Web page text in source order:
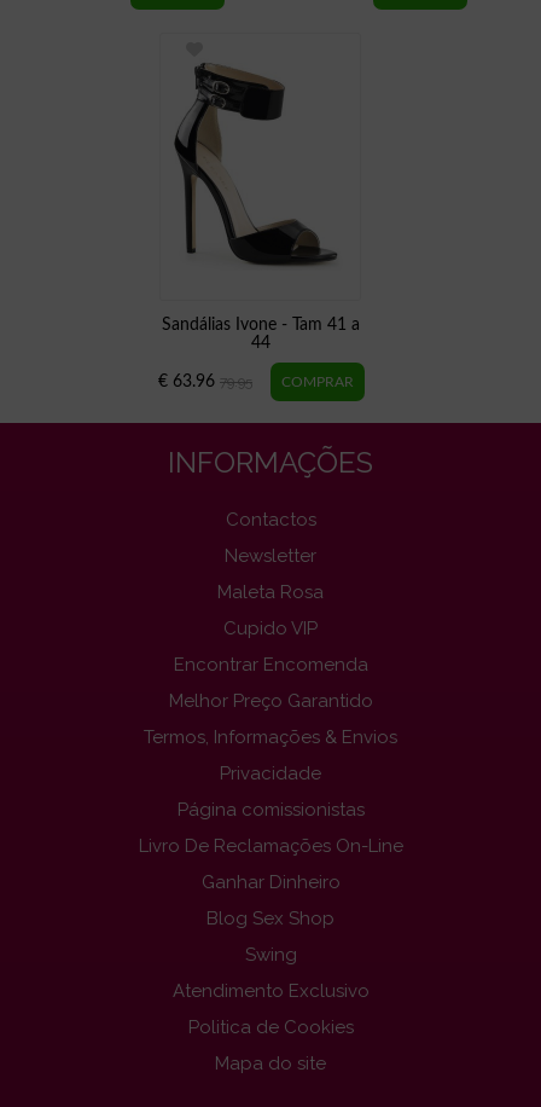
Sandálias Ivone - Tam 41 a
44
€ 63.96 79.95
INFORMAÇÕES
Contactos
Newsletter
Maleta Rosa
Cupido VIP
Encontrar Encomenda
Melhor Preço Garantido
Termos, Informações & Envios
Privacidade
Página comissionistas
Livro De Reclamações On-Line
Ganhar Dinheiro
Blog Sex Shop
Swing
Atendimento Exclusivo
Politica de Cookies
Mapa do site